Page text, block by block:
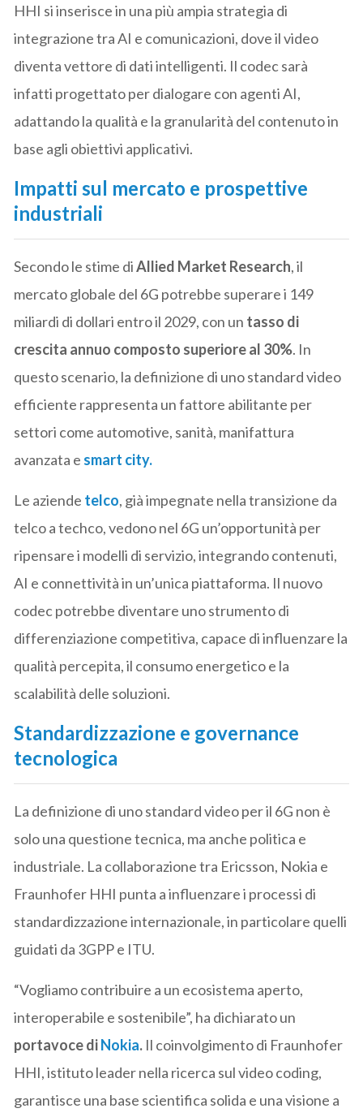
HHI si inserisce in una più ampia strategia di
integrazione tra AI e comunicazioni, dove il video
diventa vettore di dati intelligenti. Il codec sarà
infatti progettato per dialogare con agenti AI,
adattando la qualità e la granularità del contenuto in
base agli obiettivi applicativi.
Impatti sul mercato e prospettive
industriali
Secondo le stime diAllied Market Research, il
mercato globale del 6G potrebbe superare i 149
miliardi di dollari entro il 2029, con un tasso di
crescita annuo composto superiore al 30%. In
questo scenario, la definizione di uno standard video
efficiente rappresenta un fattore abilitante per
settori come automotive, sanità, manifattura
avanzata e smart city.
Le aziende telco, già impegnate nella transizione da
telco a techco, vedono nel 6G un’opportunità per
ripensare i modelli di servizio, integrando contenuti,
AI e connettività in un’unica piattaforma. Il nuovo
codec potrebbe diventare uno strumento di
differenziazione competitiva, capace di influenzare la
qualità percepita, il consumo energetico e la
scalabilità delle soluzioni.
Standardizzazione e governance
tecnologica
La definizione di uno standard video per il 6G non è
solo una questione tecnica, ma anche politica e
industriale. La collaborazione tra Ericsson, Nokia e
Fraunhofer HHI punta a influenzare i processi di
standardizzazione internazionale, in particolare quelli
guidati da 3GPP e ITU.
“Vogliamo contribuire a un ecosistema aperto,
interoperabile e sostenibile”, ha dichiarato un
portavoce diNokia. Il coinvolgimento di Fraunhofer
HHI, istituto leader nella ricerca sul video coding,
garantisce una base scientifica solida e una visione a